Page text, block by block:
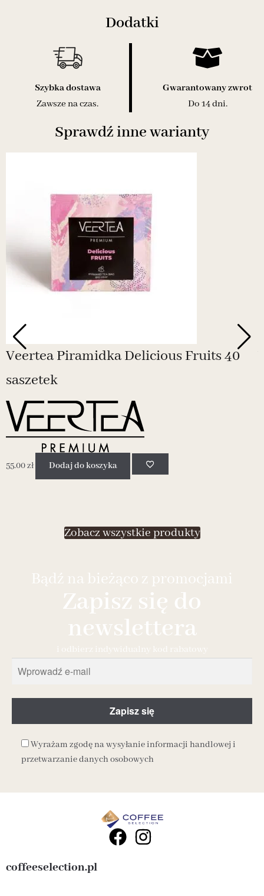
Dodatki
Szybka dostawa
Zawsze na czas.
Gwarantowany zwrot
Do 14 dni.
Sprawdź inne warianty
Veertea Piramidka Delicious Fruits 40
saszetek
55.00zł Dodaj do koszyka
Zobacz wszystkie produkty
Bądź na bieżąco z promocjami
Zapisz się do
newslettera
i odbierz indywidualny kod rabatowy
Wyrażam zgodę na wysyłanie informacji handlowej i
przetwarzanie danych osobowych
coffeeselection.pl